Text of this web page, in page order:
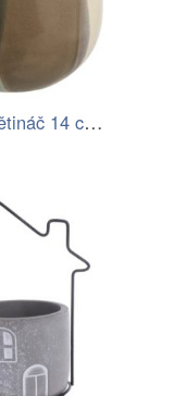
SINTRA Květináč 14 cm - šedá